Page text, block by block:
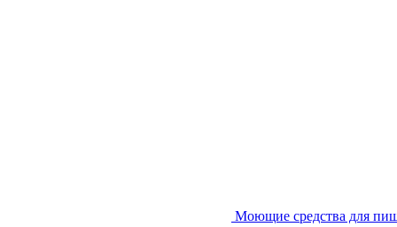
Моющие средства для